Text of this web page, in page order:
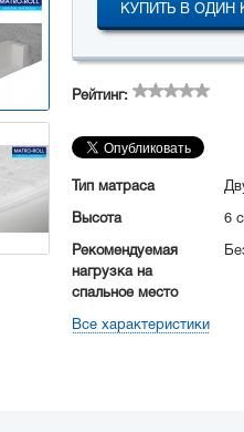
КУПИТЬ В ОДИН
Рейтинг:
Тип матраса
Высота
6
Рекомендуемая
нагрузка на
спальное место
Все характеристики